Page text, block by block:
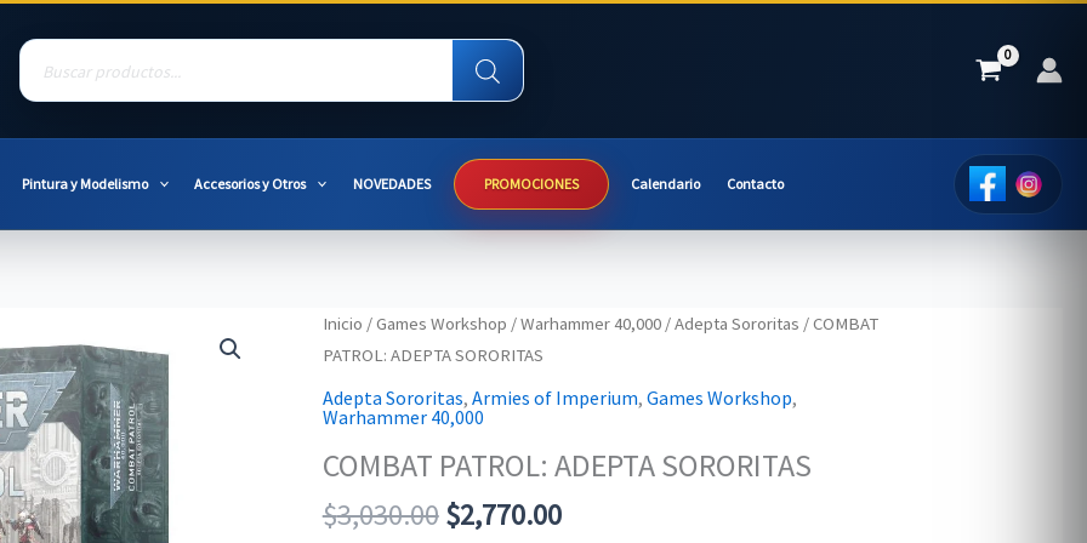
Products
search
Pintura y Modelismo Accesorios y Otros NOVEDADES PROMOCIONES Calendario Contacto
Inicio /Games Workshop /Warhammer 40,000/Adepta Sororitas / COMBAT
PATROL: ADEPTA SORORITAS
Adepta Sororitas, Armies of Imperium, Games Workshop,
Warhammer 40,000
COMBAT PATROL: ADEPTA SORORITAS
$3,030.00 Original
$2,770.00Current